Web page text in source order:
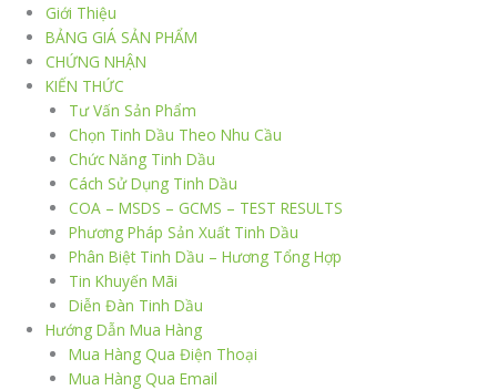
Giới Thiệu
BẢNG GIÁ SẢN PHẨM
CHỨNG NHẬN
KIẾN THỨC
Tư Vấn Sản Phẩm
Chọn Tinh Dầu Theo Nhu Cầu
Chức Năng Tinh Dầu
Cách Sử Dụng Tinh Dầu
COA – MSDS – GCMS – TEST RESULTS
Phương Pháp Sản Xuất Tinh Dầu
Phân Biệt Tinh Dầu – Hương Tổng Hợp
Tin Khuyến Mãi
Diễn Đàn Tinh Dầu
Hướng Dẫn Mua Hàng
Mua Hàng Qua Điện Thoại
Mua Hàng Qua Email